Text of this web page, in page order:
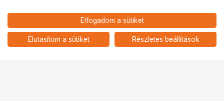
DJI High-Bright Remote Monitor
Controller kábel
104 239 HUF
nettó: 82 078 HUF
Elfogadom a sütiket
Elutasítom a sütiket Részletes beállítások